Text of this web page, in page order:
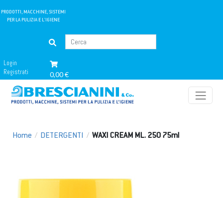
PRODOTTI, MACCHINE, SISTEMI
PER LA PULIZIA E L'IGIENE
Login
Registrati
0,00 €
Home / DETERGENTI / WAXI CREAM ML. 250 75ml